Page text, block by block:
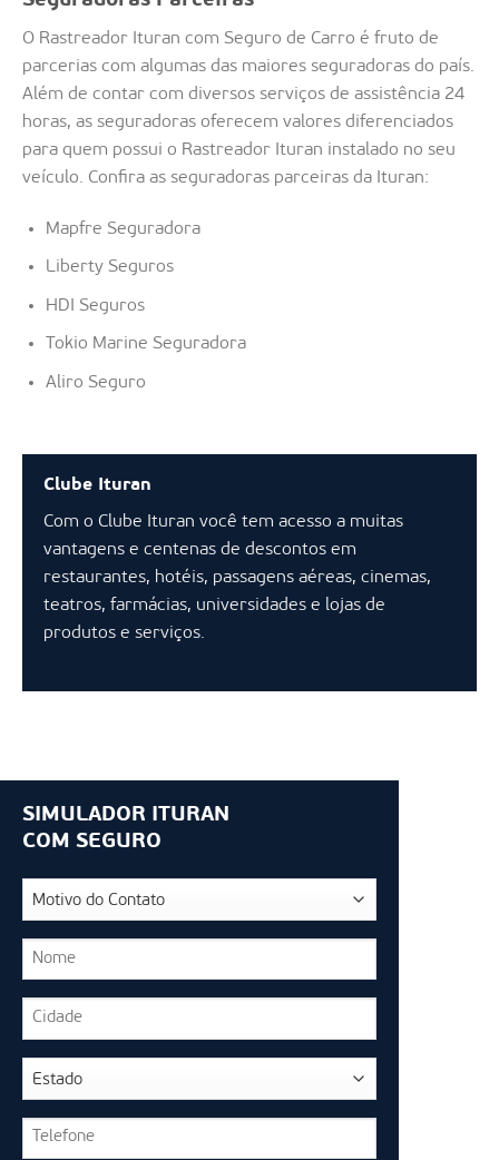
O Rastreador Ituran com Seguro de Carro é fruto de
parcerias com algumas das maiores seguradoras do país.
Além de contar com diversos serviços de assistência 24
horas, as seguradoras oferecem valores diferenciados
para quem possui o Rastreador Ituran instalado no seu
veículo. Confira as seguradoras parceiras da Ituran:
Mapfre Seguradora
Liberty Seguros
HDI Seguros
Tokio Marine Seguradora
Aliro Seguro
Clube Ituran
Com o Clube Ituran você tem acesso a muitas
vantagens e centenas de descontos em
restaurantes, hotéis, passagens aéreas, cinemas,
teatros, farmácias, universidades e lojas de
produtos e serviços.
SIMULADOR ITURAN
COM SEGURO